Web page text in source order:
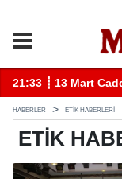
11:57 ┋ Midyat’ta
HABERLER ETIK HABERLERI
ETIK